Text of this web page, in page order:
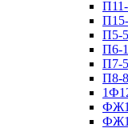
П5-
П6-
П7-
П8-